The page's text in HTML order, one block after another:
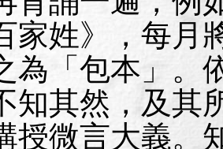
家姓》，每月
為「包本」。
知其然，及其
授微言大義。